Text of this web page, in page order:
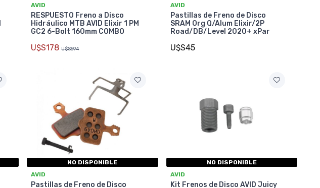
AVID
RESPUESTO Freno a Disco
Hidráulico MTB AVID Elixir 1 PM
GC2 6-Bolt 160mm COMBO
U$S178 U$S594
AVID
Pastillas de Freno de Disco
SRAM Org Q/Alum Elixir/2P
Road/DB/Level 2020+ xPar
U$S45
NO DISPONIBLE
AVID
Pastillas de Freno de Disco
NO DISPONIBLE
AVID
Kit Frenos de Disco AVID Juicy